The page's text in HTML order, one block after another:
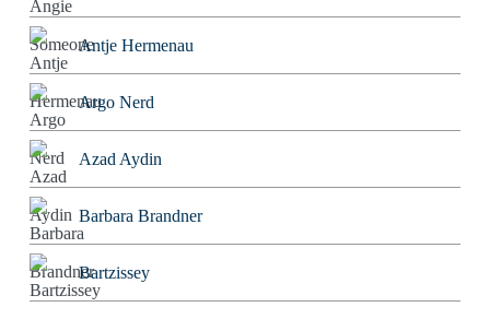
Antje Hermenau
Argo Nerd
Azad Aydin
Barbara Brandner
Bartzissey